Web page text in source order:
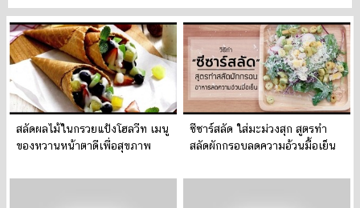
สลัดผลไม้ในกรวยแป้งโฮลวีท เมนู
ของหวานหน้าตาดีเพื่อสุขภาพ
ซีซาร์สลัด ใส่มะม่วงสุก สูตรทำ
สลัดผักกรอบลดความอ้วนมื้อเย็น